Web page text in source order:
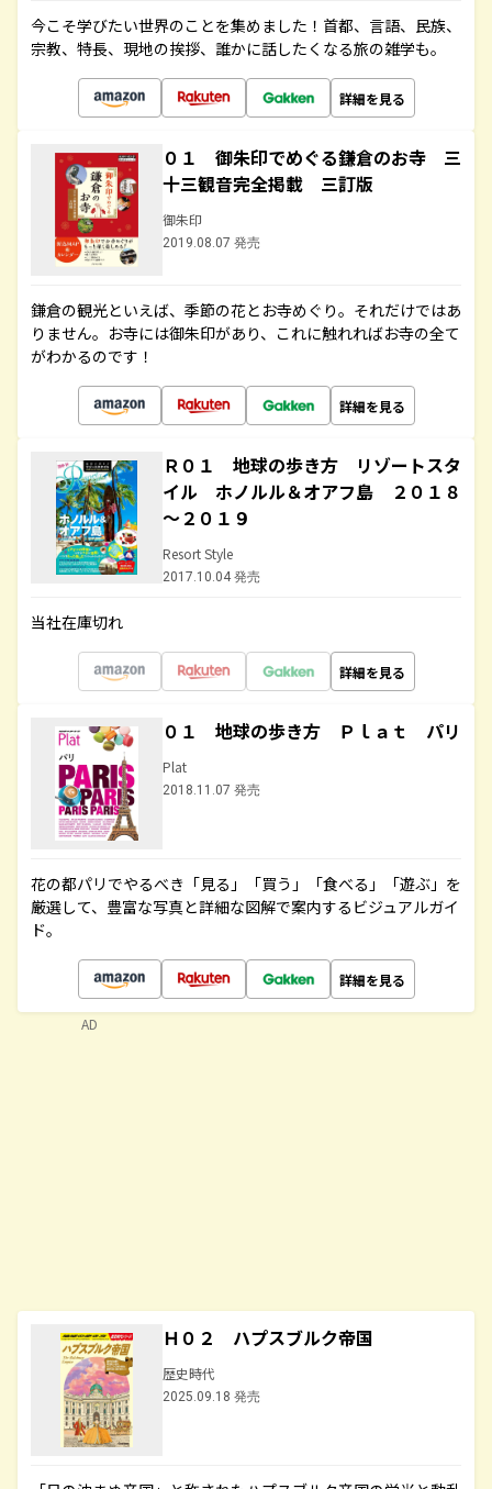
今こそ学びたい世界のことを集めました！首都、言語、民族、
宗教、特長、現地の挨拶、誰かに話したくなる旅の雑学も。
詳細を見る
０１ 御朱印でめぐる鎌倉のお寺 三
十三観音完全掲載 三訂版
御朱印
2019.08.07 発売
鎌倉の観光といえば、季節の花とお寺めぐり。それだけではあ
りません。お寺には御朱印があり、これに触れればお寺の全て
がわかるのです！
詳細を見る
Ｒ０１ 地球の歩き方 リゾートスタ
イル ホノルル＆オアフ島 ２０１８
～２０１９
Resort Style
2017.10.04 発売
当社在庫切れ
詳細を見る
０１ 地球の歩き方 Ｐｌａｔ パリ
Plat
2018.11.07 発売
花の都パリでやるべき「見る」「買う」「食べる」「遊ぶ」を
厳選して、豊富な写真と詳細な図解で案内するビジュアルガイ
ド。
詳細を見る
Ｈ０２ ハプスブルク帝国
歴史時代
2025.09.18 発売
AD